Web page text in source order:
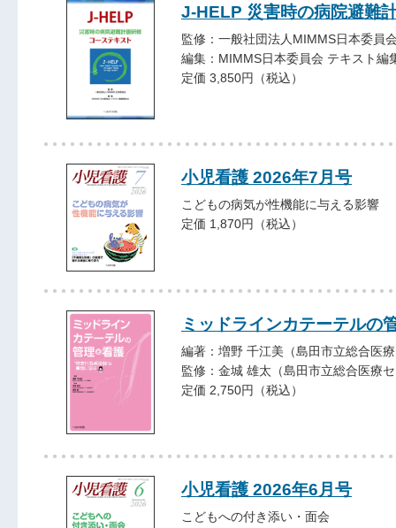
J-HELP 災害時の病院避難
監修：一般社団法人MIMMS日本委員
編集：MIMMS日本委員会 テキスト編
定価 3,850円（税込）
小児看護 2026年7月号
こどもの病気が性機能に与える影響
定価 1,870円（税込）
ミッドラインカテーテルの
編著：増野 千江美（島田市立総合医
監修：金城 雄太（島田市立総合医療
定価 2,750円（税込）
小児看護 2026年6月号
こどもへの付き添い・面会